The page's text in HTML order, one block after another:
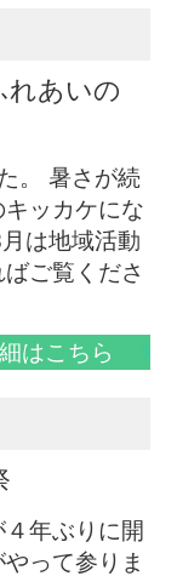
れあいの
。 暑さが続
ッカケにな
は地域活動
ご覧くださ
はこちら
年ぶりに開
って参りま